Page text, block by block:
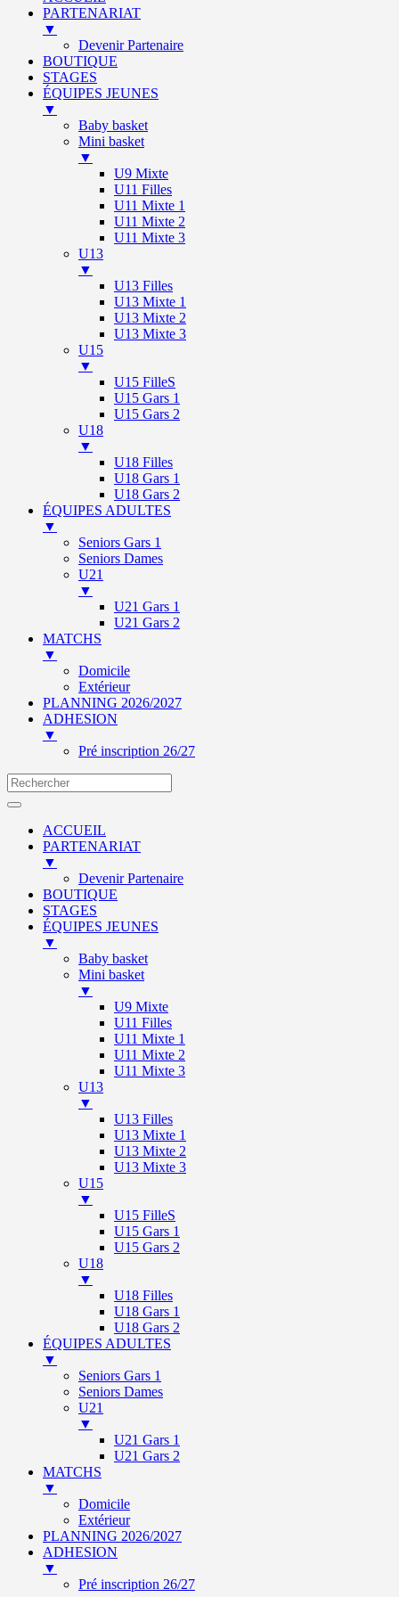
PARTENARIAT
▼
Devenir Partenaire
BOUTIQUE
STAGES
ÉQUIPES JEUNES
▼
Baby basket
Mini basket
▼
U9 Mixte
U11 Filles
U11 Mixte 1
U11 Mixte 2
U11 Mixte 3
U13
▼
U13 Filles
U13 Mixte 1
U13 Mixte 2
U13 Mixte 3
U15
▼
U15 FilleS
U15 Gars 1
U15 Gars 2
U18
▼
U18 Filles
U18 Gars 1
U18 Gars 2
ÉQUIPES ADULTES
▼
Seniors Gars 1
Seniors Dames
U21
▼
U21 Gars 1
U21 Gars 2
MATCHS
▼
Domicile
Extérieur
PLANNING 2026/2027
ADHESION
▼
Pré inscription 26/27
ACCUEIL
PARTENARIAT
▼
Devenir Partenaire
BOUTIQUE
STAGES
ÉQUIPES JEUNES
▼
Baby basket
Mini basket
▼
U9 Mixte
U11 Filles
U11 Mixte 1
U11 Mixte 2
U11 Mixte 3
U13
▼
U13 Filles
U13 Mixte 1
U13 Mixte 2
U13 Mixte 3
U15
▼
U15 FilleS
U15 Gars 1
U15 Gars 2
U18
▼
U18 Filles
U18 Gars 1
U18 Gars 2
ÉQUIPES ADULTES
▼
Seniors Gars 1
Seniors Dames
U21
▼
U21 Gars 1
U21 Gars 2
MATCHS
▼
Domicile
Extérieur
PLANNING 2026/2027
ADHESION
▼
Pré inscription 26/27